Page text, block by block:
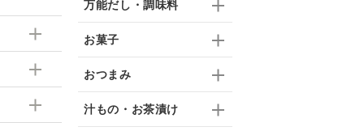
万能だし・調味料
お菓子
おつまみ
汁もの・お茶漬け